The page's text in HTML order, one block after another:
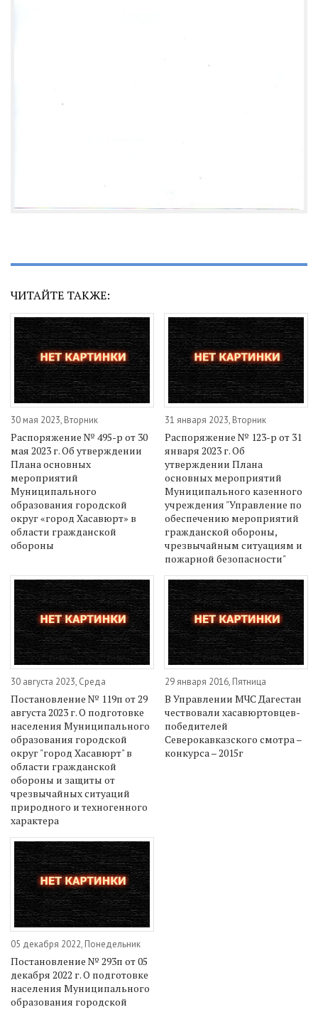
ЧИТАЙТЕ ТАКЖЕ:
30 мая 2023, Вторник
Распоряжение № 495-р от 30
мая 2023 г. Об утверждении
Плана основных
мероприятий
Муниципального
образования городской
округ «город Хасавюрт» в
области гражданской
обороны
31 января 2023, Вторник
Распоряжение № 123-р от 31
января 2023 г. Об
утверждении Плана
основных мероприятий
Муниципального казенного
учреждения "Управление по
обеспечению мероприятий
гражданской обороны,
чрезвычайным ситуациям и
пожарной безопасности"
30 августа 2023, Среда
Постановление № 119п от 29
августа 2023 г. О подготовке
населения Муниципального
образования городской
округ "город Хасавюрт" в
области гражданской
обороны и защиты от
чрезвычайных ситуаций
природного и техногенного
характера
29 января 2016, Пятница
В Управлении МЧС Дагестан
чествовали хасавюртовцев-
победителей
Северокавказского смотра –
конкурса – 2015г
05 декабря 2022, Понедельник
Постановление № 293п от 05
декабря 2022 г. О подготовке
населения Муниципального
образования городской